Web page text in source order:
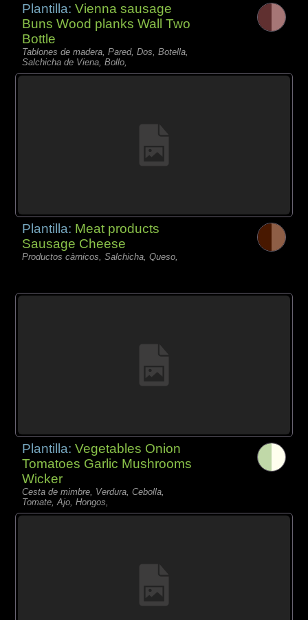
Plantilla:Vienna sausage
Buns Wood planks Wall Two
Bottle
Tablones de madera, Pared, Dos, Botella,
Salchicha de Viena, Bollo,
Plantilla: Meat products
Sausage Cheese
Productos càrnicos, Salchicha, Queso,
Plantilla:Vegetables Onion
Tomatoes Garlic Mushrooms
Wicker
Cesta de mimbre, Verdura, Cebolla,
Tomate, Ajo, Hongos,